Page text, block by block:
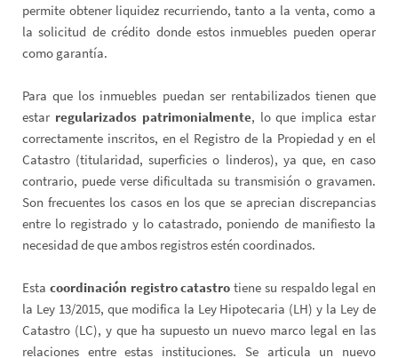
permite obtener liquidez recurriendo, tanto a la venta, como a
la solicitud de crédito donde estos inmuebles pueden operar
como garantía.
Para que los inmuebles puedan ser rentabilizados tienen que
estar regularizados patrimonialmente, lo que implica estar
correctamente inscritos, en el Registro de la Propiedad y en el
Catastro (titularidad, superficies o linderos), ya que, en caso
contrario, puede verse dificultada su transmisión o gravamen.
Son frecuentes los casos en los que se aprecian discrepancias
entre lo registrado y lo catastrado, poniendo de manifiesto la
necesidad de que ambos registros estén coordinados.
Esta coordinación registro catastro tiene su respaldo legal en
la Ley 13/2015, que modifica la Ley Hipotecaria (LH) y la Ley de
Catastro (LC), y que ha supuesto un nuevo marco legal en las
relaciones entre estas instituciones. Se articula un nuevo